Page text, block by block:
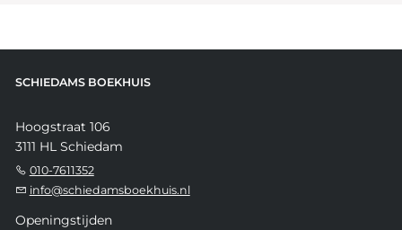
SCHIEDAMS BOEKHUIS
Hoogstraat 106
3111 HL Schiedam
010-7611352
info@schiedamsboekhuis.nl
Openingstijden